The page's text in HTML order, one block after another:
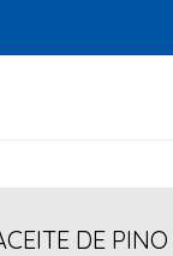
DE PINO